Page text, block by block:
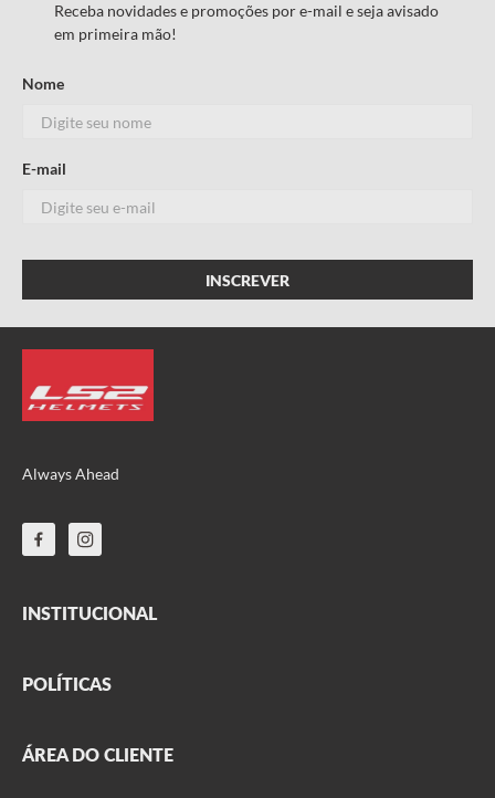
Receba novidades e promoções por e-mail e seja avisado
em primeira mão!
Nome
E-mail
Always Ahead
INSTITUCIONAL
Sobre nós
Onde encontrar
POLÍTICAS
Garantia
ÁREA DO CLIENTE